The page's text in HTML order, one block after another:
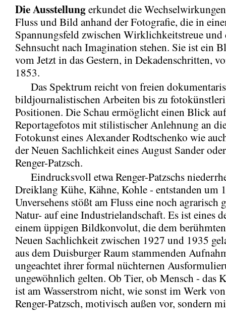
Die Ausstellungerkundet die
Fluss und Bild anhand der Fotografie, die in
Spannungsfeld zwischen Wirklichkeitstreue und
Sehnsucht nach Imagination stehen. Sie ist ein
vom Jetzt in das Gestern, in Dekadenschritten,
1853.
Das Spektrum reicht von freien
bildjournalistischen Arbeiten bis zu
Positionen. Die Schau ermöglicht einen Blick
Reportagefotos mit stilistischer Anlehnung an
Fotokunst eines Alexander Rodtschenko wie
der Neuen Sachlichkeit eines August Sander
Renger-Patzsch.
Eindrucksvoll etwa Renger-Patzschs
Dreiklang Kühe, Kähne, Kohle - entstanden um
Unversehens stößt am Fluss eine noch agrarisch
Natur- auf eine Industrielandschaft. Es ist eines
einem üppigen Bildkonvolut, die dem
Neuen Sachlichkeit zwischen 1927 und 1935
aus dem Duisburger Raum stammenden
ungeachtet ihrer formal nüchternen
ungewöhnlich gelten. Ob Tier, ob Mensch - das
ist am Wasserstrom nicht, wie sonst im Werk
Renger-Patzsch, motivisch außen vor, sondern